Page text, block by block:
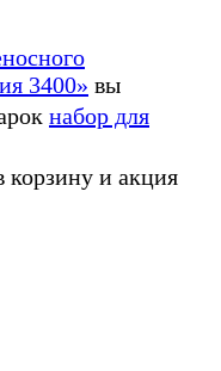
3400» вы
набор для
корзину и акция